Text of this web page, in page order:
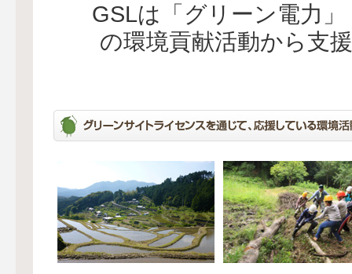
GSLは「グリーン電力
の環境貢献活動から支